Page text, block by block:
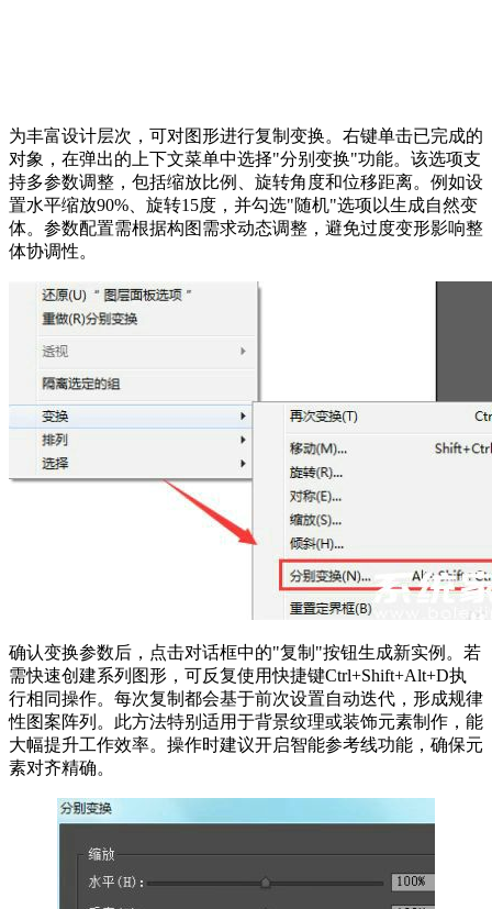
为丰富设计层次，可对图形进行复制变换。右键单击已完成的
对象，在弹出的上下文菜单中选择"分别变换"功能。该选项支
持多参数调整，包括缩放比例、旋转角度和位移距离。例如设
置水平缩放90%、旋转15度，并勾选"随机"选项以生成自然变
体。参数配置需根据构图需求动态调整，避免过度变形影响整
体协调性。
确认变换参数后，点击对话框中的"复制"按钮生成新实例。若
需快速创建系列图形，可反复使用快捷键Ctrl+Shift+Alt+D执
行相同操作。每次复制都会基于前次设置自动迭代，形成规律
性图案阵列。此方法特别适用于背景纹理或装饰元素制作，能
大幅提升工作效率。操作时建议开启智能参考线功能，确保元
素对齐精确。